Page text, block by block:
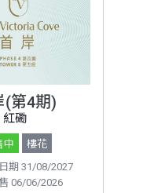
(第4期)
紅磡
中
樓花
期 31/08/2027
06/06/2026